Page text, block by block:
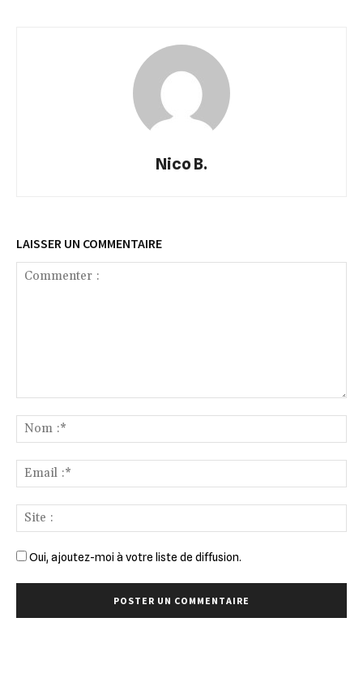
Nico B.
LAISSER UN COMMENTAIRE
Oui, ajoutez-moi à votre liste de diffusion.